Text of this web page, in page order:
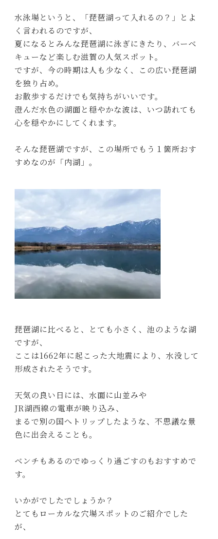
水泳場というと、「琵琶湖って入れるの？」とよ
く言われるのですが、
夏になるとみんな琵琶湖に泳ぎにきたり、バーベ
キューなど楽しむ滋賀の人気スポット。
ですが、今の時期は人も少なく、この広い琵琶湖
を独り占め。
お散歩するだけでも気持ちがいいです。
澄んだ水色の湖面と穏やかな波は、いつ訪れても
心を穏やかにしてくれます。
そんな琵琶湖ですが、この場所でもう１箇所おす
すめなのが「内湖」。
琵琶湖に比べると、とても小さく、池のような湖
ですが、
ここは1662年に起こった大地震により、水没して
形成されたそうです。
天気の良い日には、水面に山並みや
JR湖西線の電車が映り込み、
まるで別の国へトリップしたような、不思議な景
色に出会えることも。
ベンチもあるのでゆっくり過ごすのもおすすめで
す。
いかがでしたでしょうか？
とてもローカルな穴場スポットのご紹介でした
が、